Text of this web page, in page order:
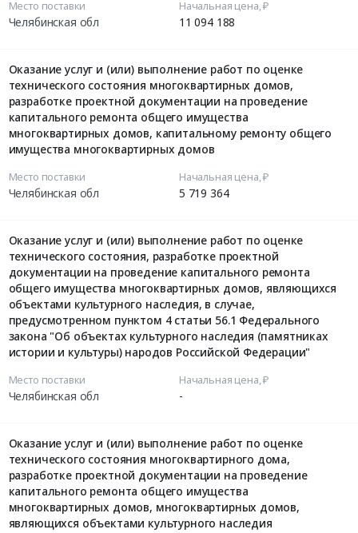
Место поставки
Челябинская обл
Начальная цена, ₽
11 094 188
Оказание услуг и (или) выполнение работ по оценке
технического состояния многоквартирных домов,
разработке проектной документации на проведение
капитального ремонта общего имущества
многоквартирных домов, капитальному ремонту общего
имущества многоквартирных домов
Место поставки
Челябинская обл
Начальная цена, ₽
5 719 364
Оказание услуг и (или) выполнение работ по оценке
технического состояния, разработке проектной
документации на проведение капитального ремонта
общего имущества многоквартирных домов, являющихся
объектами культурного наследия, в случае,
предусмотренном пунктом 4 статьи 56.1 Федерального
закона "Об объектах культурного наследия (памятниках
истории и культуры) народов Российской Федерации"
Место поставки
Челябинская обл
Начальная цена, ₽
-
Оказание услуг и (или) выполнение работ по оценке
технического состояния многоквартирного дома,
разработке проектной документации на проведение
капитального ремонта общего имущества
многоквартирных домов, многоквартирных домов,
являющихся объектами культурного наследия